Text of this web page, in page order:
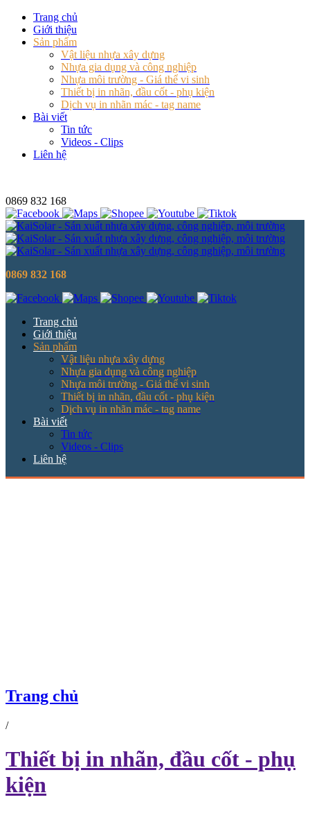
Trang chủ
Giới thiệu
Sản phẩm
Vật liệu nhựa xây dựng
Nhựa gia dụng và công nghiệp
Nhựa môi trường - Giá thể vi sinh
Thiết bị in nhãn, đầu cốt - phụ kiện
Dịch vụ in nhãn mác - tag name
Bài viết
Tin tức
Videos - Clips
Liên hệ
0869 832 168
0869 832 168
Trang chủ
Giới thiệu
Sản phẩm
Vật liệu nhựa xây dựng
Nhựa gia dụng và công nghiệp
Nhựa môi trường - Giá thể vi sinh
Thiết bị in nhãn, đầu cốt - phụ kiện
Dịch vụ in nhãn mác - tag name
Bài viết
Tin tức
Videos - Clips
Liên hệ
Trang chủ
/
Thiết bị in nhãn, đầu cốt - phụ
kiện